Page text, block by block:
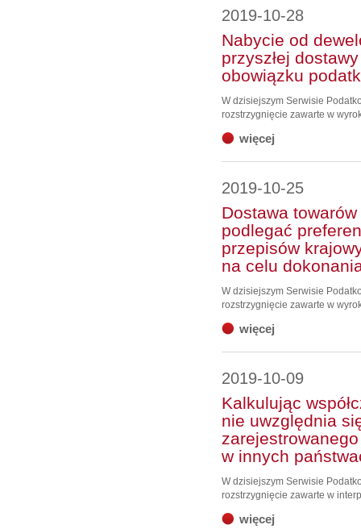
2019-10-28
Nabycie od
przyszłej
obowiązku
W dzisiejszym Serwisie
rozstrzygnięcie zawarte w
więcej
2019-10-25
Dostawa
podlegać
przepisów
na celu
W dzisiejszym Serwisie
rozstrzygnięcie zawarte w
więcej
2019-10-09
Kalkulując
nie uwzględnia
w innych
W dzisiejszym Serwisie
rozstrzygnięcie zawarte w
więcej